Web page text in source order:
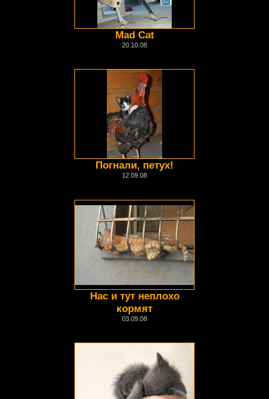
Mad Cat
20.10.08
Погнали, петух!
12.09.08
Нас и тут неплохо
кормят
03.09.08